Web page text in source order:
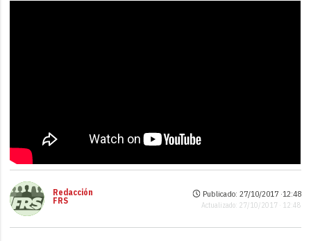
Redacción
FRS
Publicado: 27/10/2017 ·12:48
Actualizado: 27/10/2017 · 12:48